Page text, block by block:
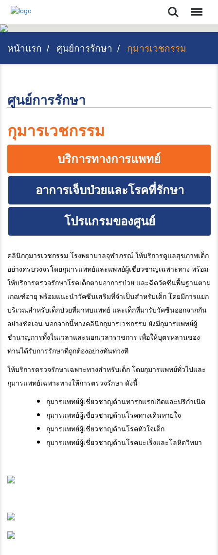
Search
หน้าแรก ศูนย์การรักษา กุมารเวชกรรม
ศูนย์การรักษา
กุมารเวชกรรม
บริการทางการแพทย์
อาการเจ็บป่วยและโรคที่รักษา
โปรแกรมของศูนย์
คลินิกกุมารเวชกรรม โรงพยาบาลจุฬาภรณ์ ให้บริการดูแลสุขภาพเด็ก
อย่างครบวงจรโดยกุมารแพทย์และแพทย์ผู้เชี่ยวชาญเฉพาะทาง พร้อม
ให้บริการตรวจรักษาโรคเด็กตามอาการป่วย และฉีดวัคซีนพื้นฐานตาม
เกณฑ์อายุ พร้อมแนะนำวัคซีนเสริมที่จำเป็นสำหรับเด็ก โดยมีการแยก
บริเวณสำหรับเด็กป่วยที่มาพบแพทย์ และเด็กที่มารับวัคซีนออกจากกัน
อย่างชัดเจน นอกจากนี้ทางคลินิกกุมารเวชกรรม ยังมีกุมารแพทย์ผู้
ชำนาญการทั้งในเวลาและนอกเวลาราชการ เพื่อให้บุตรหลานของ
ท่านได้รับการรักษาที่ถูกต้องอย่างทันท่วงที
ให้บริการตรวจรักษาเฉพาะทางสำหรับเด็ก โดยกุมารแพทย์ทั่วไปและ
กุมารแพทย์เฉพาะทางให้การตรวจรักษา ดังนี้
กุมารแพทย์ผู้เชี่ยวชาญด้านทารกแรกเกิดและปริกำเนิด
กุมารแพทย์ผู้เชี่ยวชาญด้านโรคทางเดินหายใจ
กุมารแพทย์ผู้เชี่ยวชาญด้านโรคหัวใจเด็ก
กุมารแพทย์ผู้เชี่ยวชาญด้านโรคมะเร็งและโลหิตวิทยา